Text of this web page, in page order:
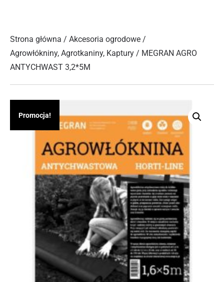
Strona główna / Akcesoria ogrodowe /
Agrowłókniny, Agrotkaniny, Kaptury / MEGRAN AGRO
ANTYCHWAST 3,2*5M
Promocja!